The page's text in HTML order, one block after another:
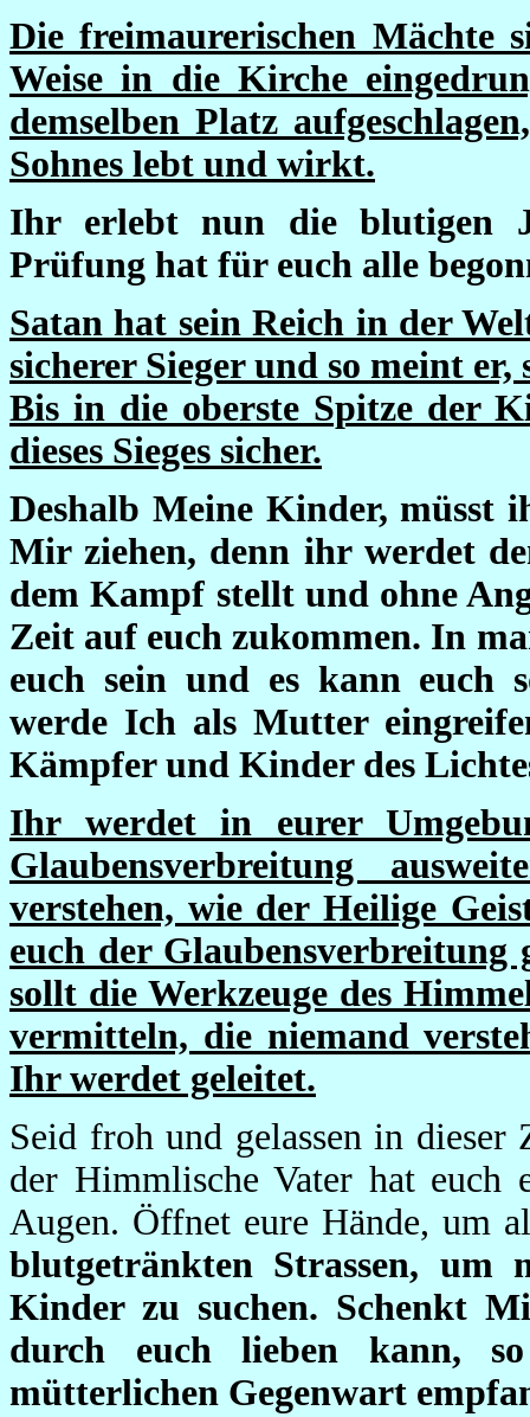
Die freimaurerischen Mächte
Weise in die Kirche
demselben Platz
Sohnes lebt und wirkt.
Ihr erlebt nun die blutigen
Prüfung hat für euch alle
Satan hat sein Reich in der
sicherer Sieger und so meint
Bis in die oberste Spitze der
dieses Sieges sicher.
Deshalb Meine Kinder, müsst
Mir ziehen, denn ihr werdet
dem Kampf stellt und ohne
Zeit auf euch zukommen. In
euch sein und es kann euch
werde Ich als Mutter
Kämpfer und Kinder des
Ihr werdet in eurer
Glaubensverbreitung
verstehen, wie der Heilige
euch der
sollt die Werkzeuge des
vermitteln, die niemand
Ihr werdet geleitet.
Seid froh und gelassen in
der Himmlische Vater hat euch
Augen. Öffnet eure Hände, um
blutgetränkten Strassen, um
Kinder zu suchen. Schenkt
durch euch lieben kann,
mütterlichen Gegenwart